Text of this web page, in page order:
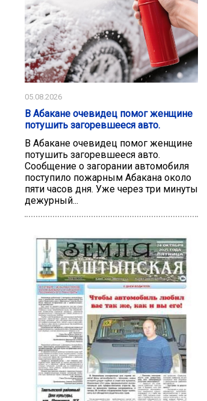
05.08.2026
В Абакане очевидец помог женщине
потушить загоревшееся авто.
В Абакане очевидец помог женщине
потушить загоревшееся авто.
Сообщение о загорании автомобиля
поступило пожарным Абакана около
пяти часов дня. Уже через три минуты
дежурный...